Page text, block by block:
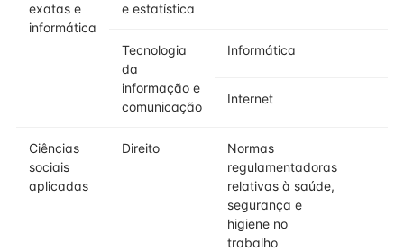
exatas e
informática
e estatística
Tecnologia
da
informação e
comunicação
Informática
Internet
Ciências
sociais
aplicadas
Direito
Normas
regulamentadoras
relativas à saúde,
segurança e
higiene no
trabalho